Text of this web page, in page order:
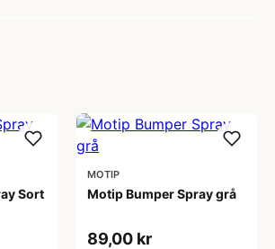
Sort
MOTIP
Motip Bumper Spray grå
89,00 kr